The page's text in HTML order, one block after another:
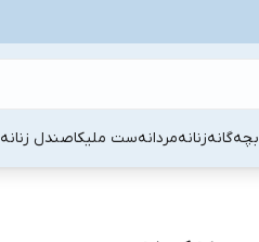
بچه‌گانهزنانهمردانهست ملیکاصندل زنانه